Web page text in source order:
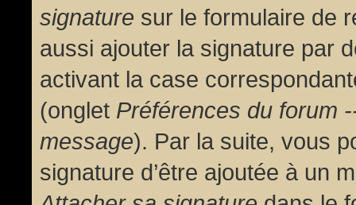
signature sur le formulaire de
aussi ajouter la signature par
activant la case
(onglet Préférences du forum
message). Par la suite, vous
signature d’être ajoutée à un